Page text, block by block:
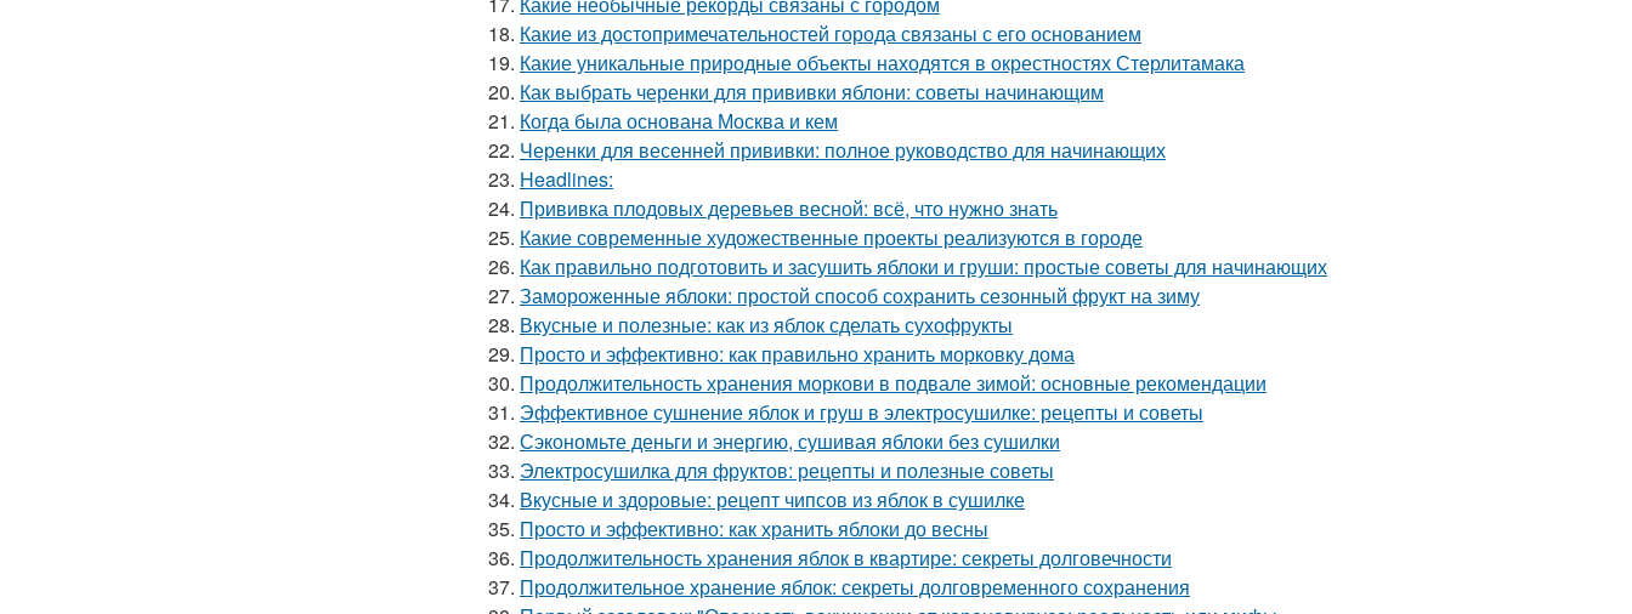
18. Какие из достопримечательностей города связаны с его основанием
19. Какие уникальные природные объекты находятся в окрестностях Стерлитамака
20. Как выбрать черенки для прививки яблони: советы начинающим
21. Когда была основана Москва и кем
22. Черенки для весенней прививки: полное руководство для начинающих
23. Headlines:
24. Прививка плодовых деревьев весной: всё, что нужно знать
25. Какие современные художественные проекты реализуются в городе
26. Как правильно подготовить и засушить яблоки и груши: простые советы для начинающих
27. Замороженные яблоки: простой способ сохранить сезонный фрукт на зиму
28. Вкусные и полезные: как из яблок сделать сухофрукты
29. Просто и эффективно: как правильно хранить морковку дома
30. Продолжительность хранения моркови в подвале зимой: основные рекомендации
31. Эффективное сушнение яблок и груш в электросушилке: рецепты и советы
32. Сэкономьте деньги и энергию, сушивая яблоки без сушилки
33. Электросушилка для фруктов: рецепты и полезные советы
34. Вкусные и здоровые: рецепт чипсов из яблок в сушилке
35. Просто и эффективно: как хранить яблоки до весны
36. Продолжительность хранения яблок в квартире: секреты долговечности
37. Продолжительное хранение яблок: секреты долговременного сохранения